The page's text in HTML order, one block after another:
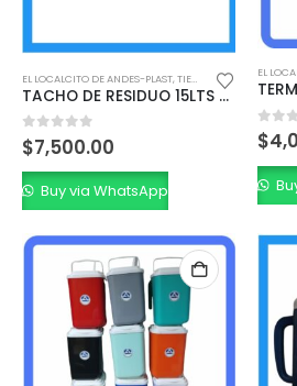
EL LOCALCITO DE ANDES-PLAST,TIENDA MINORISTA
TACHO DE RESIDUO 15LTS A PEDAL
0 out of 5
$7,500.00
Buy via WhatsApp
EL
0
$